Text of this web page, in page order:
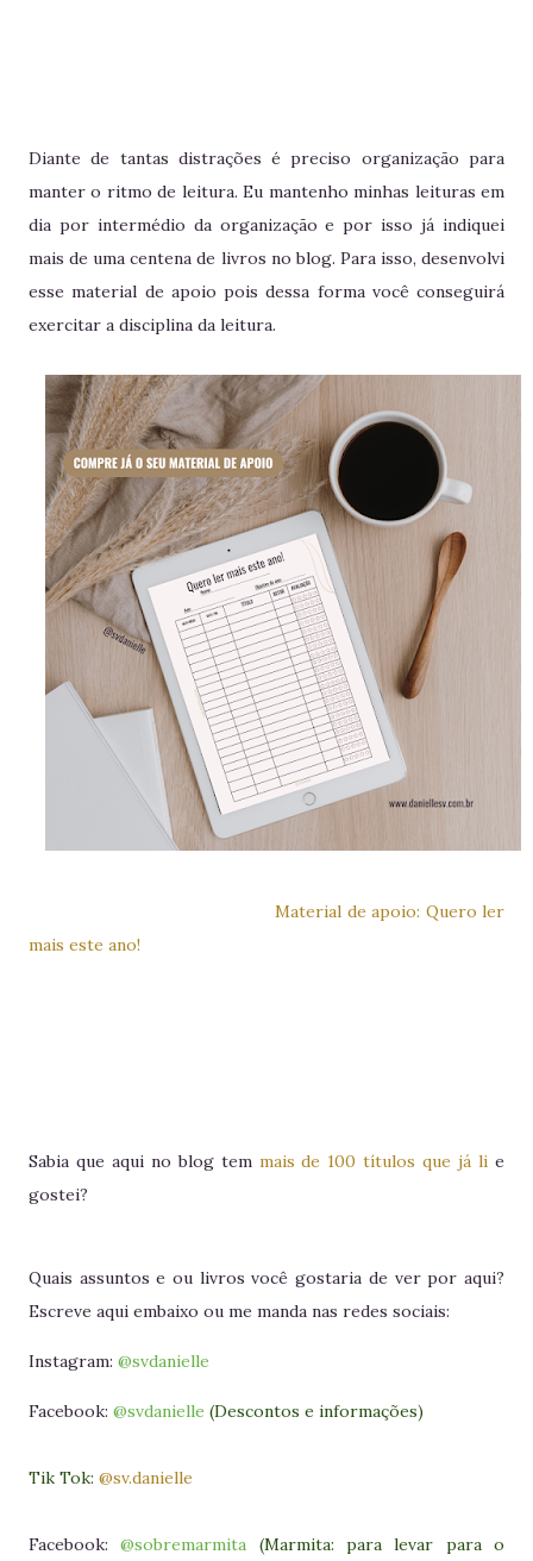
Diante de tantas distrações é preciso organização para
manter o ritmo de leitura. Eu mantenho minhas leituras em
dia por intermédio da organização e por isso já indiquei
mais de uma centena de livros no blog. Para isso, desenvolvi
esse material de apoio pois dessa forma você conseguirá
exercitar a disciplina da leitura.
Material de apoio: Quero ler
mais este ano!
Sabia que aqui no blog temmais de 100 títulos que já lie
gostei?
Quais assuntos e ou livros você gostaria de ver por aqui?
Escreve aqui embaixo ou me manda nas redes sociais:
Instagram: @svdanielle
Facebook: @svdanielle (Descontos e informações)
Tik Tok: @sv.danielle
Facebook:@sobremarmita (Marmita: para levar para o